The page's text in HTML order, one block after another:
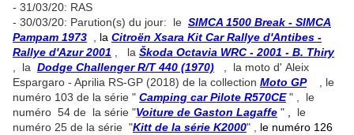
- 31/03/20: RAS
- 30/03/20: Parution(s) du jour: le SIMCA 1500 Break - SIMCA
Pampam 1973
la Citroën Xsara Kit Car Rallye d'Antibes -
Rallye d'Azur 2001 , la Škoda Octavia WRC - 2001 - B. Thiry
, la Dodge Challenger R/T 440 (1970) , la moto d' Aleix
Espargaro - Aprilia RS-GP (2018) de la collection Moto GP, le
numéro 103 de la série " Camping car Pilote R570CE" , le
numéro 54 de la série "Voiture de Gaston Lagaffe "
le
numéro 25 de la série "Kitt de la série K2000" , le numéro 126